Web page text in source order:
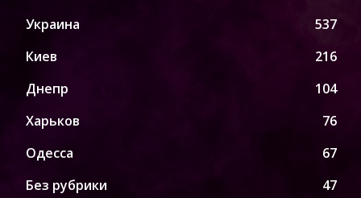
Украина
537
Киев
216
Днепр
104
Харьков
76
Одесса
67
Без рубрики
47